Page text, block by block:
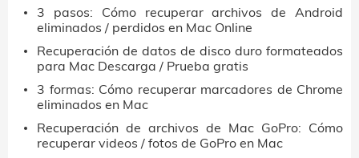
3 pasos: Cómo recuperar archivos de Android
eliminados / perdidos en Mac Online
Recuperación de datos de disco duro formateados
para Mac Descarga / Prueba gratis
3 formas: Cómo recuperar marcadores de Chrome
eliminados en Mac
Recuperación de archivos de Mac GoPro: Cómo
recuperar videos / fotos de GoPro en Mac